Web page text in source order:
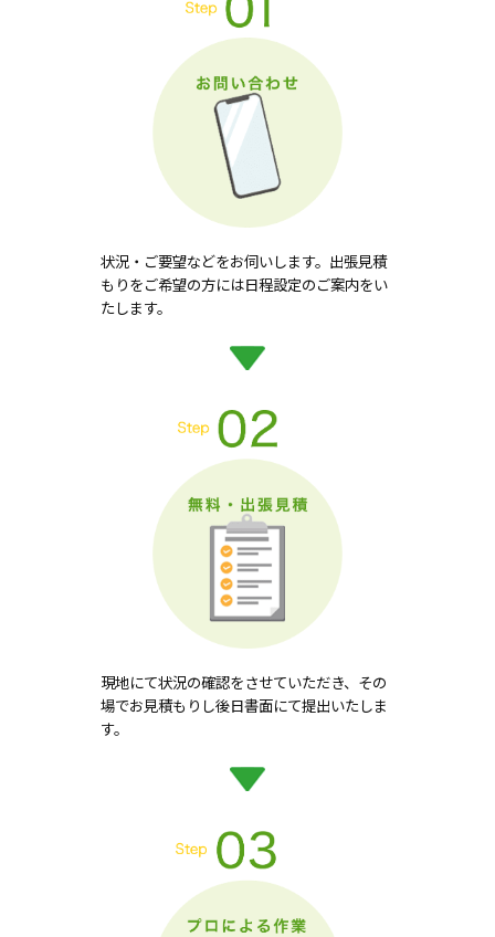
状況・ご要望などをお伺いします。出張見積
もりをご希望の方には日程設定のご案内をい
たします。
現地にて状況の確認をさせていただき、その
場でお見積もりし後日書面にて提出いたしま
す。